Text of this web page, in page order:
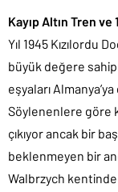
Kayıp Altın Tren ve
Yıl 1945 Kızılordu
büyük değere
eşyaları
Söylenenlere göre
çıkıyor ancak bir
beklenmeyen bir
Walbrzych kentinde